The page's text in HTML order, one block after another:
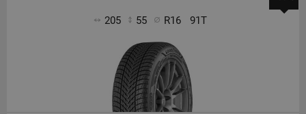
205 55 R16 91T